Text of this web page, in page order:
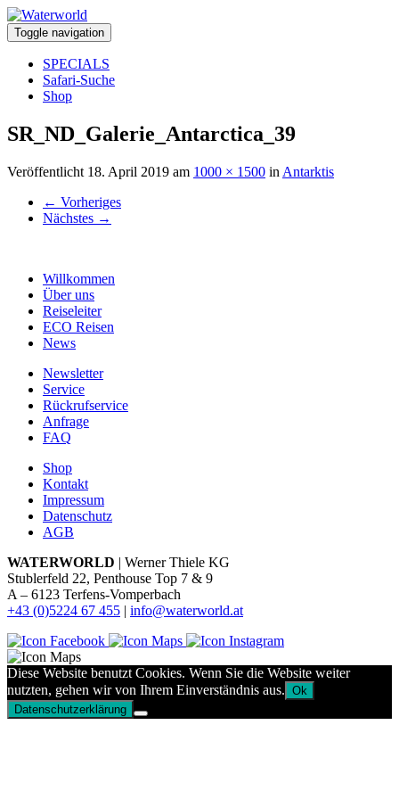
Toggle navigation
SPECIALS
Safari-Suche
Shop
SR_ND_Galerie_Antarctica_39
Veröffentlicht 18. April 2019 am 1000 × 1500 in Antarktis
← Vorheriges
Nächstes →
Willkommen
Über uns
Reiseleiter
ECO Reisen
News
Newsletter
Service
Rückrufservice
Anfrage
FAQ
Shop
Kontakt
Impressum
Datenschutz
AGB
WATERWORLD | Werner Thiele KG
Stublerfeld 22, Penthouse Top 7 & 9
A – 6123 Terfens-Vomperbach
+43 (0)5224 67 455 | info@waterworld.at
Diese Website benutzt Cookies. Wenn Sie die Website weiter
nutzten, gehen wir von Ihrem Einverständnis aus. Ok
Datenschutzerklärung